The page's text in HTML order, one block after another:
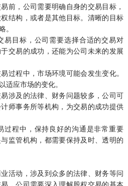
前，公司需要明确自身的交易目标，
结构，或者是其他目标。清晰的目标
。
易目标，公司需要选择合适的交易对
交易的成功，还能为公司未来的发展
过程中，市场环境可能会发生变化。
适应市场的变化。
涉及的法律、财务问题较多，公司可
师事务所等机构，为交易的成功提供
过程中，保持良好的沟通是非常重要
监管机构，都需要保持及时、透明的
活动，涉及到众多的法律、财务等问